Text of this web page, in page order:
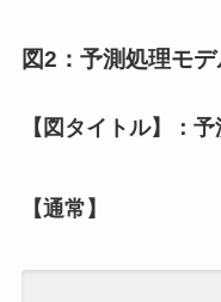
図2：予測処理モ
【図タイトル】：
【通常】